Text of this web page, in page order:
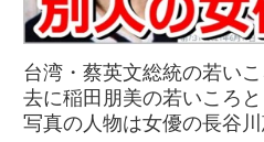
台湾・蔡英文総統の若い
去に稲田朋美の若いころ
写真の人物は女優の長谷川